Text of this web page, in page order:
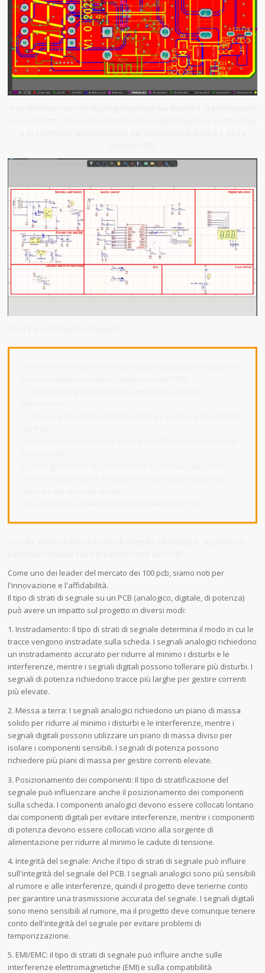
Come uno dei leader del mercato dei 100 pcb, siamo noti per
l'innovazione e l'affidabilità.
Il tipo di strati di segnale su un PCB (analogico, digitale, di potenza)
può avere un impatto sul progetto in diversi modi:
1. Instradamento: Il tipo di strati di segnale determina il modo in cui le
tracce vengono instradate sulla scheda. I segnali analogici richiedono
un instradamento accurato per ridurre al minimo i disturbi e le
interferenze, mentre i segnali digitali possono tollerare più disturbi. I
segnali di potenza richiedono tracce più larghe per gestire correnti
più elevate.
2. Messa a terra: I segnali analogici richiedono un piano di massa
solido per ridurre al minimo i disturbi e le interferenze, mentre i
segnali digitali possono utilizzare un piano di massa diviso per
isolare i componenti sensibili. I segnali di potenza possono
richiedere più piani di massa per gestire correnti elevate.
3. Posizionamento dei componenti: Il tipo di stratificazione del
segnale può influenzare anche il posizionamento dei componenti
sulla scheda. I componenti analogici devono essere collocati lontano
dai componenti digitali per evitare interferenze, mentre i componenti
di potenza devono essere collocati vicino alla sorgente di
alimentazione per ridurre al minimo le cadute di tensione.
4. Integrità del segnale: Anche il tipo di strati di segnale può influire
sull'integrità del segnale del PCB. I segnali analogici sono più sensibili
al rumore e alle interferenze, quindi il progetto deve tenerne conto
per garantire una trasmissione accurata del segnale. I segnali digitali
sono meno sensibili al rumore, ma il progetto deve comunque tenere
conto dell'integrità del segnale per evitare problemi di
temporizzazione.
5. EMI/EMC: il tipo di strati di segnale può influire anche sulle
interferenze elettromagnetiche (EMI) e sulla compatibilità